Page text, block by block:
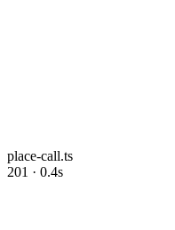
place-call.ts
201 · 0.4s